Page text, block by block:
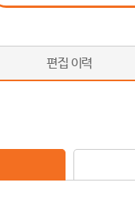
편집 이력